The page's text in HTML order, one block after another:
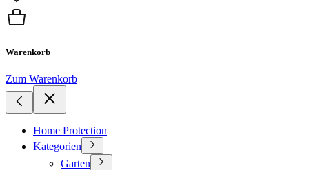
Warenkorb
Zum Warenkorb
Home Protection
Kategorien
Garten